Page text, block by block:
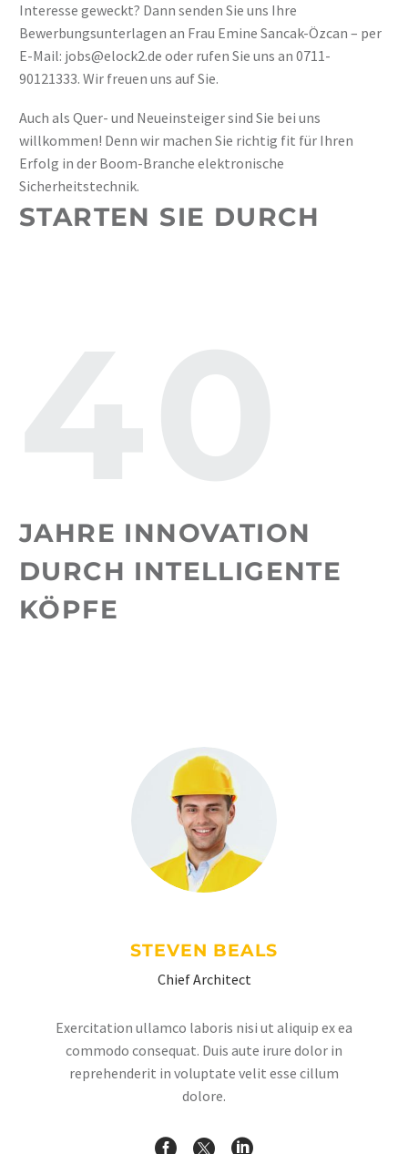
Interesse geweckt? Dann senden Sie uns Ihre
Bewerbungsunterlagen an Frau Emine Sancak-Özcan – per
E-Mail: jobs@elock2.de oder rufen Sie uns an 0711-
90121333. Wir freuen uns auf Sie.
Auch als Quer- und Neueinsteiger sind Sie bei uns
willkommen! Denn wir machen Sie richtig fit für Ihren
Erfolg in der Boom-Branche elektronische
Sicherheitstechnik.
STARTEN SIE DURCH
JAHRE INNOVATION
DURCH INTELLIGENTE
KÖPFE
STEVEN BEALS
Chief Architect
Exercitation ullamco laboris nisi ut aliquip ex ea
commodo consequat. Duis aute irure dolor in
reprehenderit in voluptate velit esse cillum
dolore.